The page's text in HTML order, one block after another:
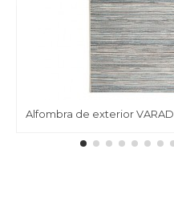
Alfombra de exterior